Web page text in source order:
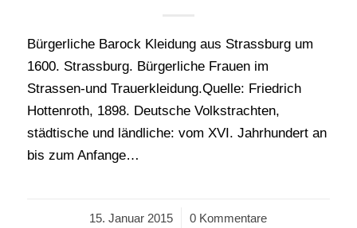
Bürgerliche Barock Kleidung aus Strassburg um
1600. Strassburg. Bürgerliche Frauen im
Strassen-und Trauerkleidung.Quelle: Friedrich
Hottenroth, 1898. Deutsche Volkstrachten,
städtische und ländliche: vom XVI. Jahrhundert an
bis zum Anfange…
15. Januar 2015
/ 0 Kommentare